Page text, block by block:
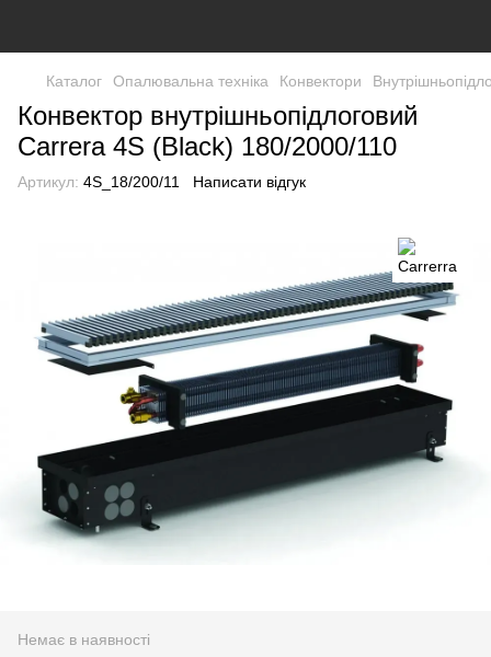
Каталог Опалювальна техніка Конвектори
Конвектор внутрішньопідлоговий
Carrera 4S (Black) 180/2000/110
Артикул: 4S_18/200/11 Написати відгук
Немає в наявності